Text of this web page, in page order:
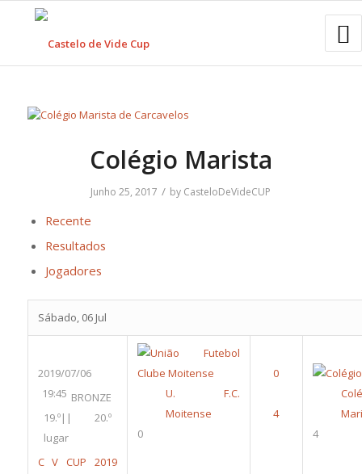
Colégio Marista
Junho 25, 2017 / by CasteloDeVideCUP
Recente
Resultados
Jogadores
Sábado, 06 Jul
2019/07/06
19:45 BRONZE
19.º|| 20.º
lugar
C V CUP 2019
U. F.C.
Moitense
0
4